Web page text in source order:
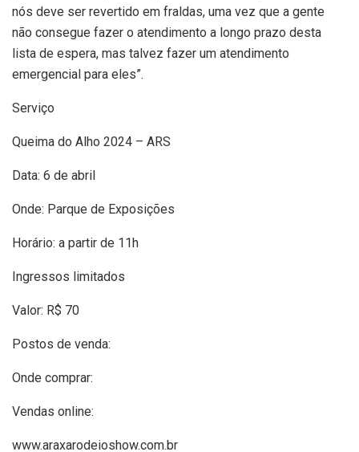
nós deve ser revertido em fraldas, uma vez que a gente
não consegue fazer o atendimento a longo prazo desta
lista de espera, mas talvez fazer um atendimento
emergencial para eles”.
Serviço
Queima do Alho 2024 – ARS
Data: 6 de abril
Onde: Parque de Exposições
Horário: a partir de 11h
Ingressos limitados
Valor: R$ 70
Postos de venda:
Onde comprar:
Vendas online:
www.araxarodeioshow.com.br